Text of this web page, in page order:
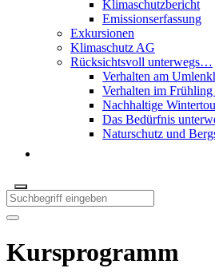
Klimaschutzbericht
Emissionserfassung
Exkursionen
Klimaschutz AG
Rücksichtsvoll unterwegs…
Verhalten am
Verhalten im
Nachhaltige
Das Bedürfnis
Naturschutz und
Kursprogramm